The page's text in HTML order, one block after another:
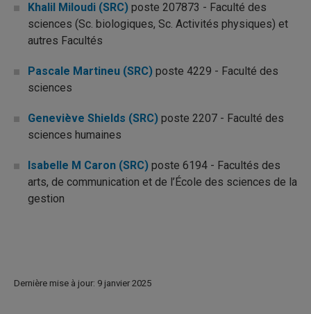
Khalil Miloudi (SRC) poste 207873 - Faculté des
sciences (Sc. biologiques, Sc. Activités physiques) et
autres Facultés
Pascale Martineu (SRC) poste 4229 - Faculté des
sciences
Geneviève Shields (SRC) poste 2207 - Faculté des
sciences humaines
Isabelle M Caron (SRC) poste 6194 - Facultés des
arts, de communication et de l’École des sciences de la
gestion
Dernière mise à jour: 9 janvier 2025